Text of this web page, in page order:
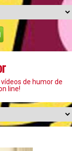
de humor de
line!